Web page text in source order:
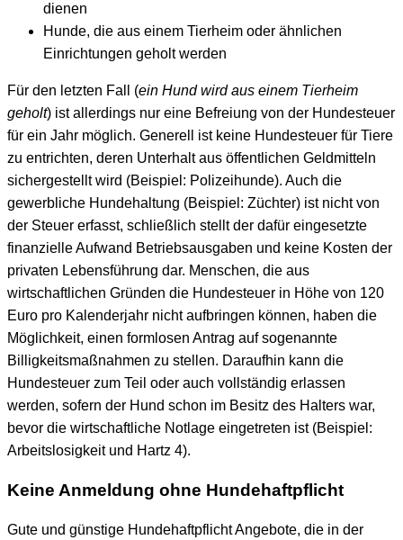
dienen
Hunde, die aus einem Tierheim oder ähnlichen
Einrichtungen geholt werden
Für den letzten Fall (ein Hund wird aus einem Tierheim
geholt) ist allerdings nur eine Befreiung von der Hundesteuer
für ein Jahr möglich. Generell ist keine Hundesteuer für Tiere
zu entrichten, deren Unterhalt aus öffentlichen Geldmitteln
sichergestellt wird (Beispiel: Polizeihunde). Auch die
gewerbliche Hundehaltung (Beispiel: Züchter) ist nicht von
der Steuer erfasst, schließlich stellt der dafür eingesetzte
finanzielle Aufwand Betriebsausgaben und keine Kosten der
privaten Lebensführung dar. Menschen, die aus
wirtschaftlichen Gründen die Hundesteuer in Höhe von 120
Euro pro Kalenderjahr nicht aufbringen können, haben die
Möglichkeit, einen formlosen Antrag auf sogenannte
Billigkeitsmaßnahmen zu stellen. Daraufhin kann die
Hundesteuer zum Teil oder auch vollständig erlassen
werden, sofern der Hund schon im Besitz des Halters war,
bevor die wirtschaftliche Notlage eingetreten ist (Beispiel:
Arbeitslosigkeit und Hartz 4).
Keine Anmeldung ohne Hundehaftpflicht
Gute und günstige Hundehaftpflicht Angebote, die in der